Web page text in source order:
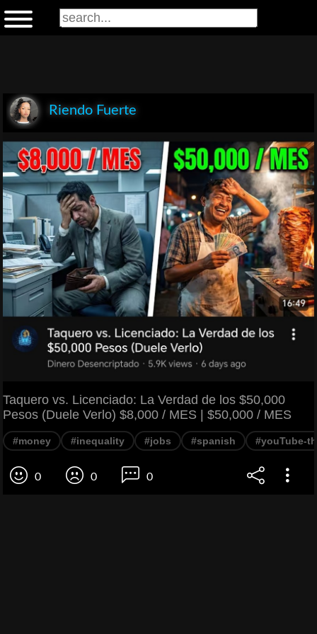
Riendo Fuerte
Taquero vs. Licenciado: La Verdad de los $50,000
Pesos (Duele Verlo) $8,000 / MES | $50,000 / MES
#money #inequality #jobs #spanish #youTube-
0 0 0